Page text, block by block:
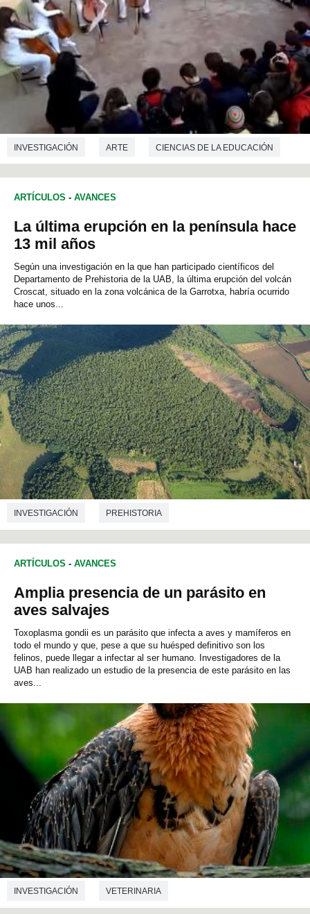
INVESTIGACIÓN ARTE CIENCIAS DE LA EDUCACIÓN
ARTÍCULOS - AVANCES
La última erupción en la península hace
13 mil años
Según una investigación en la que han participado científicos del
Departamento de Prehistoria de la UAB, la última erupción del volcán
Croscat, situado en la zona volcánica de la Garrotxa, habría ocurrido
hace unos...
INVESTIGACIÓN PREHISTORIA
ARTÍCULOS - AVANCES
Amplia presencia de un parásito en
aves salvajes
Toxoplasma gondii es un parásito que infecta a aves y mamíferos en
todo el mundo y que, pese a que su huésped definitivo son los
felinos, puede llegar a infectar al ser humano. Investigadores de la
UAB han realizado un estudio de la presencia de este parásito en las
aves...
INVESTIGACIÓN VETERINARIA